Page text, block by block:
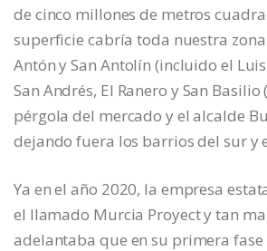
de cinco millones de metros
superficie cabría toda nuestra zona
Antón y San Antolín (incluido el
San Andrés, El Ranero y San Basilio
pérgola del mercado y el alcalde
dejando fuera los barrios del sur y
Ya en el año 2020, la empresa
el llamado Murcia Proyect y tan
adelantaba que en su primera fase